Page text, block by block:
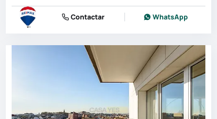
Contactar WhatsApp